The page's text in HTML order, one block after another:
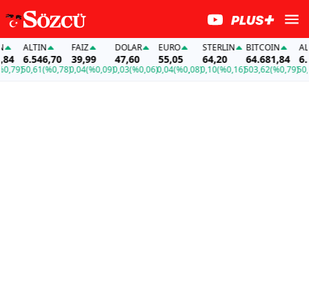
ALTIN
6.546,70
50,61(%0,78)
FAİZ
39,99
0,04(%0,09)
DOLAR
47,60
0,03(%0,06)
EURO
55,05
0,04(%0,08)
STERLIN
64,20
0,10(%0,16)
BITCOIN
64.681,84
503,62(%0,79)50,61